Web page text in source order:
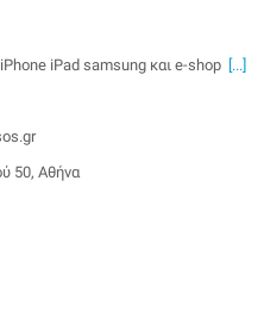
iPad samsung και e-shop [...]
50, Αθήνα